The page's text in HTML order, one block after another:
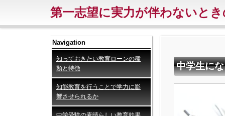
第一志望に実力が伴わないと
Navigation
知っておきたい教育ローンの種
類と特徴
知能教育を行うことで学力に影
響させられるか
中学生に